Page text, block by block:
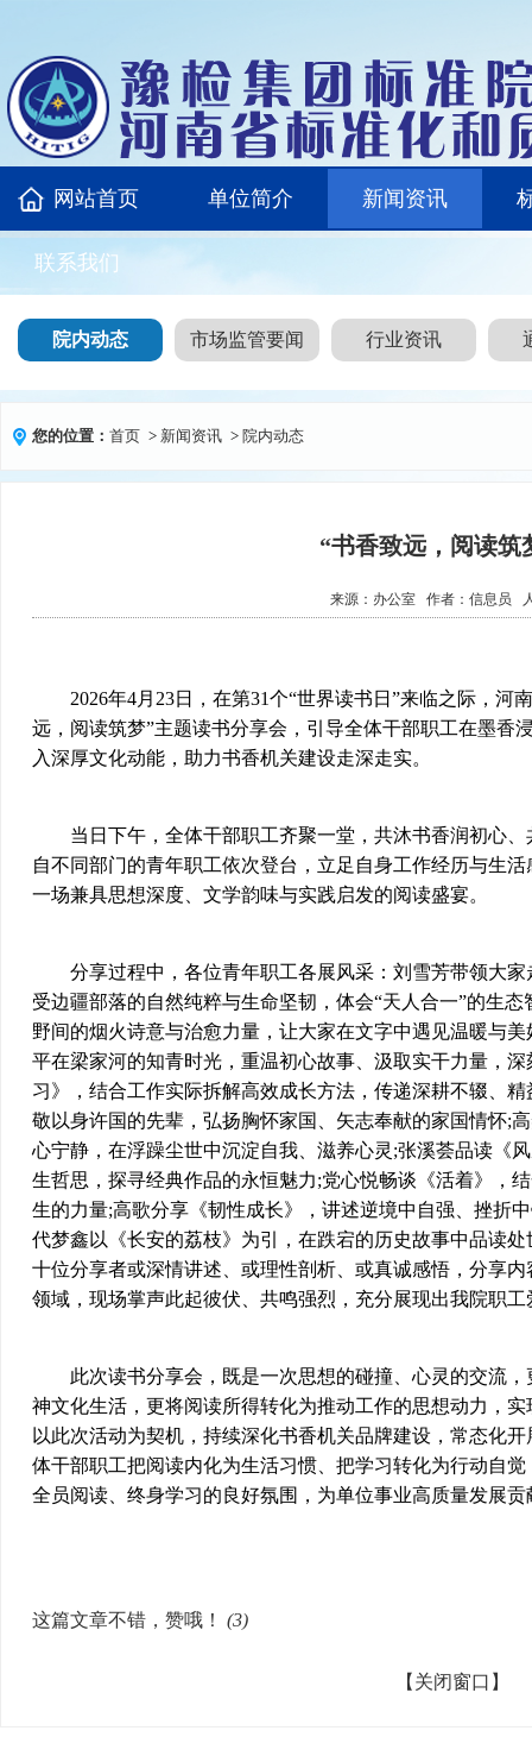
网站首页 单位简介 新闻资讯
联系我们
院内动态 市场监管要闻 行业资讯
您的位置： 首页 > 新闻资讯 > 院内动态
“书香致远，阅读筑
来源： 办公室 作者： 信息员
2026年4月23日，在第31个“世界读书日”来临之际，河
远，阅读筑梦”主题读书分享会，引导全体干部职工在墨香
入深厚文化动能，助力书香机关建设走深走实。
当日下午，全体干部职工齐聚一堂，共沐书香润初心、
自不同部门的青年职工依次登台，立足自身工作经历与生
一场兼具思想深度、文学韵味与实践启发的阅读盛宴。
分享过程中，各位青年职工各展风采：刘雪芳带领大家
受边疆部落的自然纯粹与生命坚韧，体会“天人合一”的生
野间的烟火诗意与治愈力量，让大家在文字中遇见温暖与
平在梁家河的知青时光，重温初心故事、汲取实干力量，
习》，结合工作实际拆解高效成长方法，传递深耕不辍、
敬以身许国的先辈，弘扬胸怀家国、矢志奉献的家国情怀;
心宁静，在浮躁尘世中沉淀自我、滋养心灵;张溪荟品读《
生哲思，探寻经典作品的永恒魅力;党心悦畅谈《活着》，
生的力量;高歌分享《韧性成长》，讲述逆境中自强、挫折
代梦鑫以《长安的荔枝》为引，在跌宕的历史故事中品读
十位分享者或深情讲述、或理性剖析、或真诚感悟，分享
领域，现场掌声此起彼伏、共鸣强烈，充分展现出我院职
此次读书分享会，既是一次思想的碰撞、心灵的交流，
神文化生活，更将阅读所得转化为推动工作的思想动力，
以此次活动为契机，持续深化书香机关品牌建设，常态化
体干部职工把阅读内化为生活习惯、把学习转化为行动自
全员阅读、终身学习的良好氛围，为单位事业高质量发展
这篇文章不错，赞哦！ (3)
【关闭窗口】